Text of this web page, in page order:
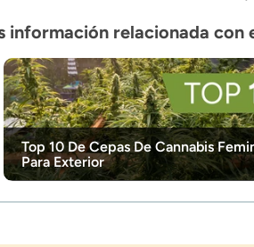
información relacionada con
Top 10 De Cepas De Cannabis
Para Exterior